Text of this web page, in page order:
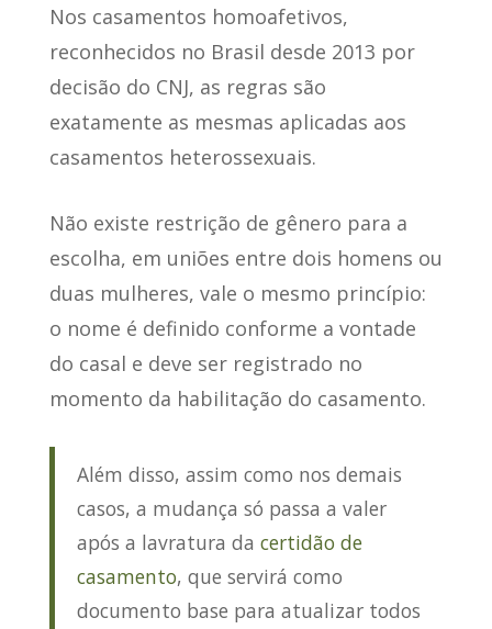
Nos casamentos homoafetivos,
reconhecidos no Brasil desde 2013 por
decisão do CNJ, as regras são
exatamente as mesmas aplicadas aos
casamentos heterossexuais.
Não existe restrição de gênero para a
escolha, em uniões entre dois homens ou
duas mulheres, vale o mesmo princípio:
o nome é definido conforme a vontade
do casal e deve ser registrado no
momento da habilitação do casamento.
Além disso, assim como nos demais
casos, a mudança só passa a valer
após a lavratura da certidão de
casamento, que servirá como
documento base para atualizar todos